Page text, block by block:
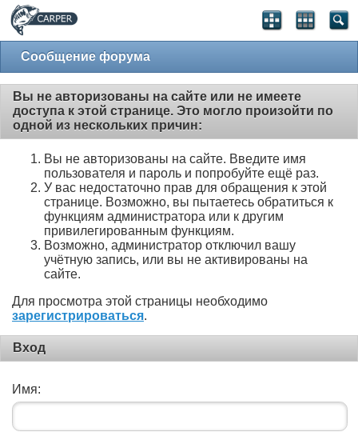
Сообщение форума
Вы не авторизованы на сайте или не имеете
доступа к этой странице. Это могло произойти по
одной из нескольких причин:
Вы не авторизованы на сайте. Введите имя
пользователя и пароль и попробуйте ещё раз.
У вас недостаточно прав для обращения к этой
странице. Возможно, вы пытаетесь обратиться к
функциям администратора или к другим
привилегированным функциям.
Возможно, администратор отключил вашу
учётную запись, или вы не активированы на
сайте.
Для просмотра этой страницы необходимо
зарегистрироваться.
Вход
Имя: